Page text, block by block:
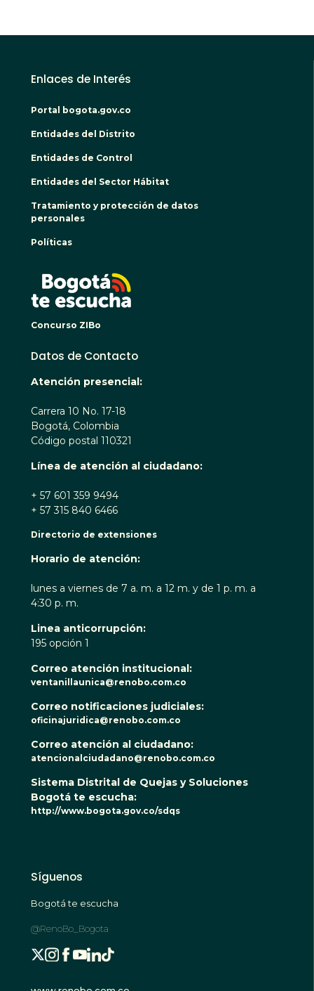
Enlaces de Interés
Portal bogota.gov.co
Entidades del Distrito
Entidades de Control
Entidades del Sector Hábitat
Tratamiento y protección de datos
personales
Políticas
Concurso ZIBo
Datos de Contacto
Atención presencial:
Carrera 10 No. 17-18
Bogotá, Colombia
Código postal 110321
Línea de atención al ciudadano:
+ 57 601 359 9494
+ 57 315 840 6466
Directorio de extensiones
Horario de atención:
lunes a viernes de 7 a. m. a 12 m. y de 1 p. m. a
4:30 p. m.
Linea anticorrupción:
195 opción 1
Correo atención institucional:
ventanillaunica@renobo.com.co
Correo notificaciones judiciales:
oficinajuridica@renobo.com.co
Correo atención al ciudadano:
atencionalciudadano@renobo.com.co
Sistema Distrital de Quejas y Soluciones
Bogotá te escucha:
http://www.bogota.gov.co/sdqs
Síguenos
Bogotá te escucha
@RenoBo_Bogota